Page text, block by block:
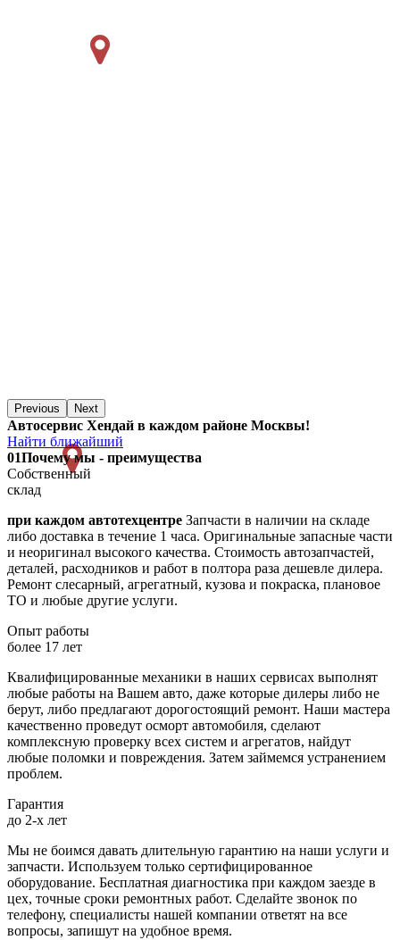
Previous Next
Автосервис Хендай в каждом районе Москвы!
Найти ближайший
01Почему мы - преимущества
Собственный
склад
при каждом автотехцентре Запчасти в наличии на складе
либо доставка в течение 1 часа. Оригинальные запасные части
и неоригинал высокого качества. Стоимость автозапчастей,
деталей, расходников и работ в полтора раза дешевле дилера.
Ремонт слесарный, агрегатный, кузова и покраска, плановое
ТО и любые другие услуги.
Опыт работы
более 17 лет
Квалифицированные механики в наших сервисах выполнят
любые работы на Вашем авто, даже которые дилеры либо не
берут, либо предлагают дорогостоящий ремонт. Наши мастера
качественно проведут осморт автомобиля, сделают
комплексную проверку всех систем и агрегатов, найдут
любые поломки и повреждения. Затем займемся устранением
проблем.
Гарантия
до 2-х лет
Мы не боимся давать длительную гарантию на наши услуги и
запчасти. Используем только сертифицированное
оборудование. Бесплатная диагностика при каждом заезде в
цех, точные сроки ремонтных работ. Сделайте звонок по
телефону, специалисты нашей компании ответят на все
вопросы, запишут на удобное время.